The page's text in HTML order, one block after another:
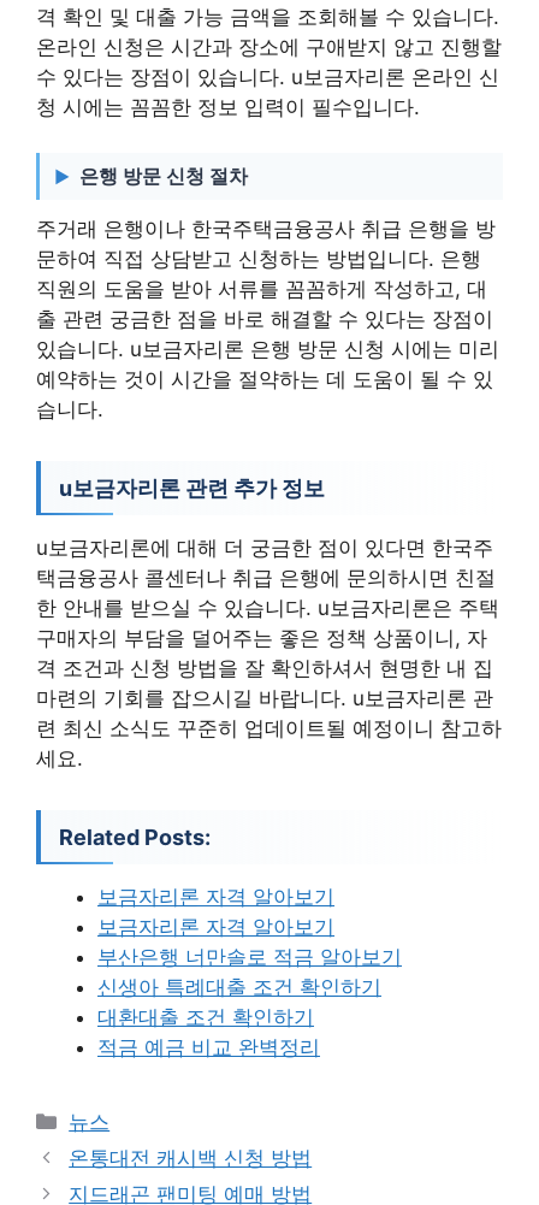
격 확인 및 대출 가능 금액을 조회해볼 수 있습니다.
온라인 신청은 시간과 장소에 구애받지 않고 진행할
수 있다는 장점이 있습니다. u보금자리론 온라인 신
청 시에는 꼼꼼한 정보 입력이 필수입니다.
은행 방문 신청 절차
주거래 은행이나 한국주택금융공사 취급 은행을 방
문하여 직접 상담받고 신청하는 방법입니다. 은행
직원의 도움을 받아 서류를 꼼꼼하게 작성하고, 대
출 관련 궁금한 점을 바로 해결할 수 있다는 장점이
있습니다. u보금자리론 은행 방문 신청 시에는 미리
예약하는 것이 시간을 절약하는 데 도움이 될 수 있
습니다.
u보금자리론 관련 추가 정보
u보금자리론에 대해 더 궁금한 점이 있다면 한국주
택금융공사 콜센터나 취급 은행에 문의하시면 친절
한 안내를 받으실 수 있습니다. u보금자리론은 주택
구매자의 부담을 덜어주는 좋은 정책 상품이니, 자
격 조건과 신청 방법을 잘 확인하셔서 현명한 내 집
마련의 기회를 잡으시길 바랍니다. u보금자리론 관
련 최신 소식도 꾸준히 업데이트될 예정이니 참고하
세요.
Related Posts:
보금자리론 자격 알아보기
보금자리론 자격 알아보기
부산은행 너만솔로 적금 알아보기
신생아 특례대출 조건 확인하기
대환대출 조건 확인하기
적금 예금 비교 완벽정리
카
테
뉴스
온통대전 캐시백 신청 방법
지드래곤 팬미팅 예매 방법